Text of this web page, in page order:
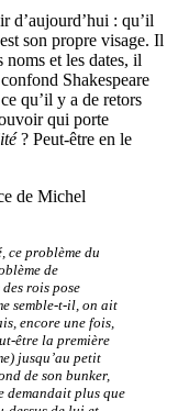
d’aujourd’hui : qu’il
son propre visage. Il
et les dates, il
Shakespeare
qu’il y a de retors
qui porte
? Peut-être en le
de Michel
ce problème du
de
rois pose
semble-t-il, on ait
encore une fois,
être la première
jusqu’au petit
de son bunker,
demandait plus que